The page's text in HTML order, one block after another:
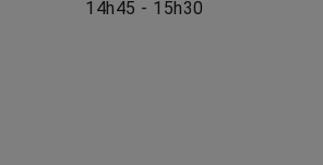
14h45 - 15h30